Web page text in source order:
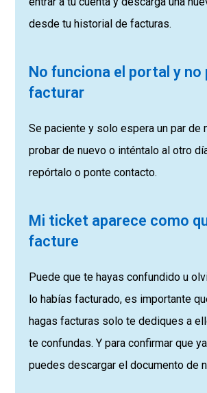
desde tu historial de facturas.
No funciona el portal y no
facturar
Se paciente y solo espera un par de
probar de nuevo o inténtalo al otro
repórtalo o ponte contacto.
Mi ticket aparece como
facture
Puede que te hayas confundido u
lo habías facturado, es importante
hagas facturas solo te dediques a
te confundas. Y para confirmar que
puedes descargar el documento de